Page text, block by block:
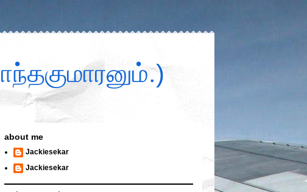
about me
Jackiesekar
Jackiesekar